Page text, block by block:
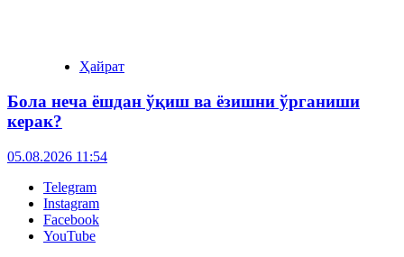
Ҳайрат
Бола неча ёшдан ўқиш ва ёзишни ўрганиши
керак?
05.08.2026 11:54
Telegram
Instagram
Facebook
YouTube